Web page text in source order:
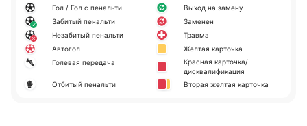
Гол / Гол с пенальти
Забитый пенальти
Незабитый пенальти
Автогол
Голевая передача
Отбитый пенальти
Выход на замену
Заменен
Травма
Желтая карточка
Красная карточка/
дисквалификация
Вторая желтая карточка